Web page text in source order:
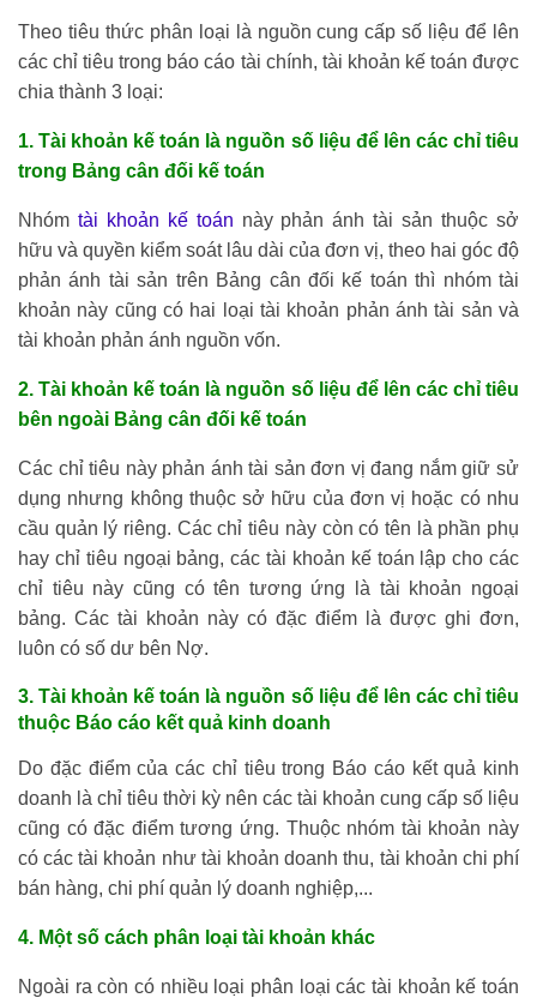
Theo tiêu thức phân loại là nguồn cung cấp số liệu để lên
các chỉ tiêu trong báo cáo tài chính, tài khoản kế toán được
chia thành 3 loại:
1. Tài khoản kế toán là nguồn số liệu để lên các chỉ tiêu
trong Bảng cân đối kế toán
Nhóm tài khoản kế toán này phản ánh tài sản thuộc sở
hữu và quyền kiểm soát lâu dài của đơn vị, theo hai góc độ
phản ánh tài sản trên Bảng cân đối kế toán thì nhóm tài
khoản này cũng có hai loại tài khoản phản ánh tài sản và
tài khoản phản ánh nguồn vốn.
2. Tài khoản kế toán là nguồn số liệu để lên các chỉ tiêu
bên ngoài Bảng cân đối kế toán
Các chỉ tiêu này phản ánh tài sản đơn vị đang nắm giữ sử
dụng nhưng không thuộc sở hữu của đơn vị hoặc có nhu
cầu quản lý riêng. Các chỉ tiêu này còn có tên là phần phụ
hay chỉ tiêu ngoại bảng, các tài khoản kế toán lập cho các
chỉ tiêu này cũng có tên tương ứng là tài khoản ngoại
bảng. Các tài khoản này có đặc điểm là được ghi đơn,
luôn có số dư bên Nợ.
3. Tài khoản kế toán là nguồn số liệu để lên các chỉ tiêu
thuộc Báo cáo kết quả kinh doanh
Do đặc điểm của các chỉ tiêu trong Báo cáo kết quả kinh
doanh là chỉ tiêu thời kỳ nên các tài khoản cung cấp số liệu
cũng có đặc điểm tương ứng. Thuộc nhóm tài khoản này
có các tài khoản như tài khoản doanh thu, tài khoản chi phí
bán hàng, chi phí quản lý doanh nghiệp,...
4. Một số cách phân loại tài khoản khác
Ngoài ra còn có nhiều loại phân loại các tài khoản kế toán